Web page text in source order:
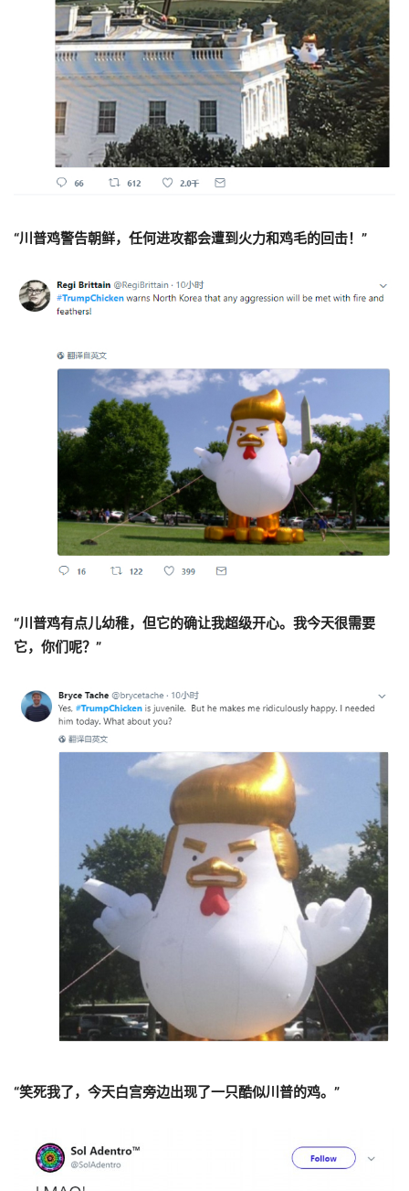
“川普鸡警告朝鲜，任何进攻都会遭到火力和鸡毛的回击！”
“川普鸡有点儿幼稚，但它的确让我超级开心。我今天很需要
它，你们呢？”
“笑死我了，今天白宫旁边出现了一只酷似川普的鸡。”